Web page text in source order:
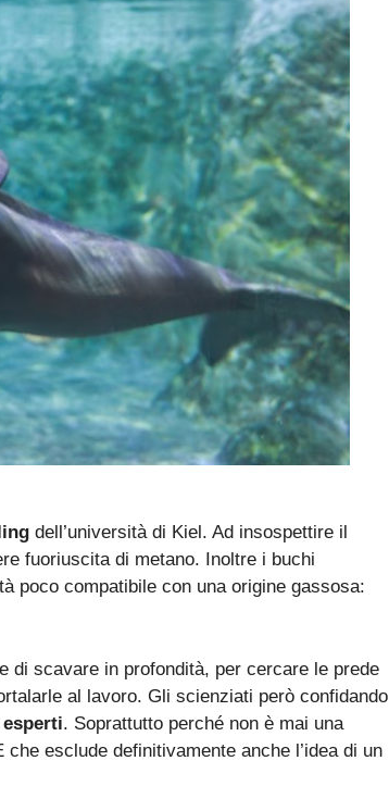
dell’università di Kiel. Ad insospettire il
fuoriuscita di metano. Inoltre i buchi
poco compatibile con una origine gassosa:
di scavare in profondità, per cercare le prede
al lavoro. Gli scienziati però confidando
. Soprattutto perché non è mai una
esclude definitivamente anche l’idea di un